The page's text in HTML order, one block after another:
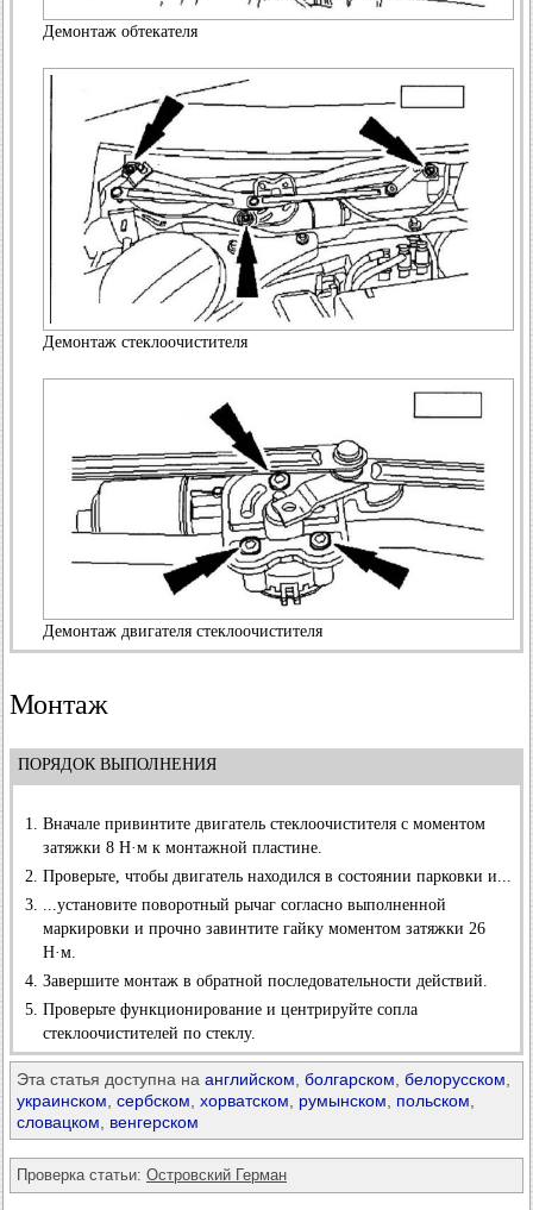
Демонтаж обтекателя
Демонтаж стеклоочистителя
Демонтаж двигателя стеклоочистителя
Монтаж
ПОРЯДОК ВЫПОЛНЕНИЯ
Вначале привинтите двигатель стеклоочистителя с моментом
затяжки 8 Н·м к монтажной пластине.
Проверьте, чтобы двигатель находился в состоянии парковки и...
...установите поворотный рычаг согласно выполненной
маркировки и прочно завинтите гайку моментом затяжки 26
Н·м.
Завершите монтаж в обратной последовательности действий.
Проверьте функционирование и центрируйте сопла
стеклоочистителей по стеклу.
Эта статья доступна на английском болгарском белорусском
украинском сербском хорватском румынском польском
словацком
венгерском
Проверка статьи: Островский Герман